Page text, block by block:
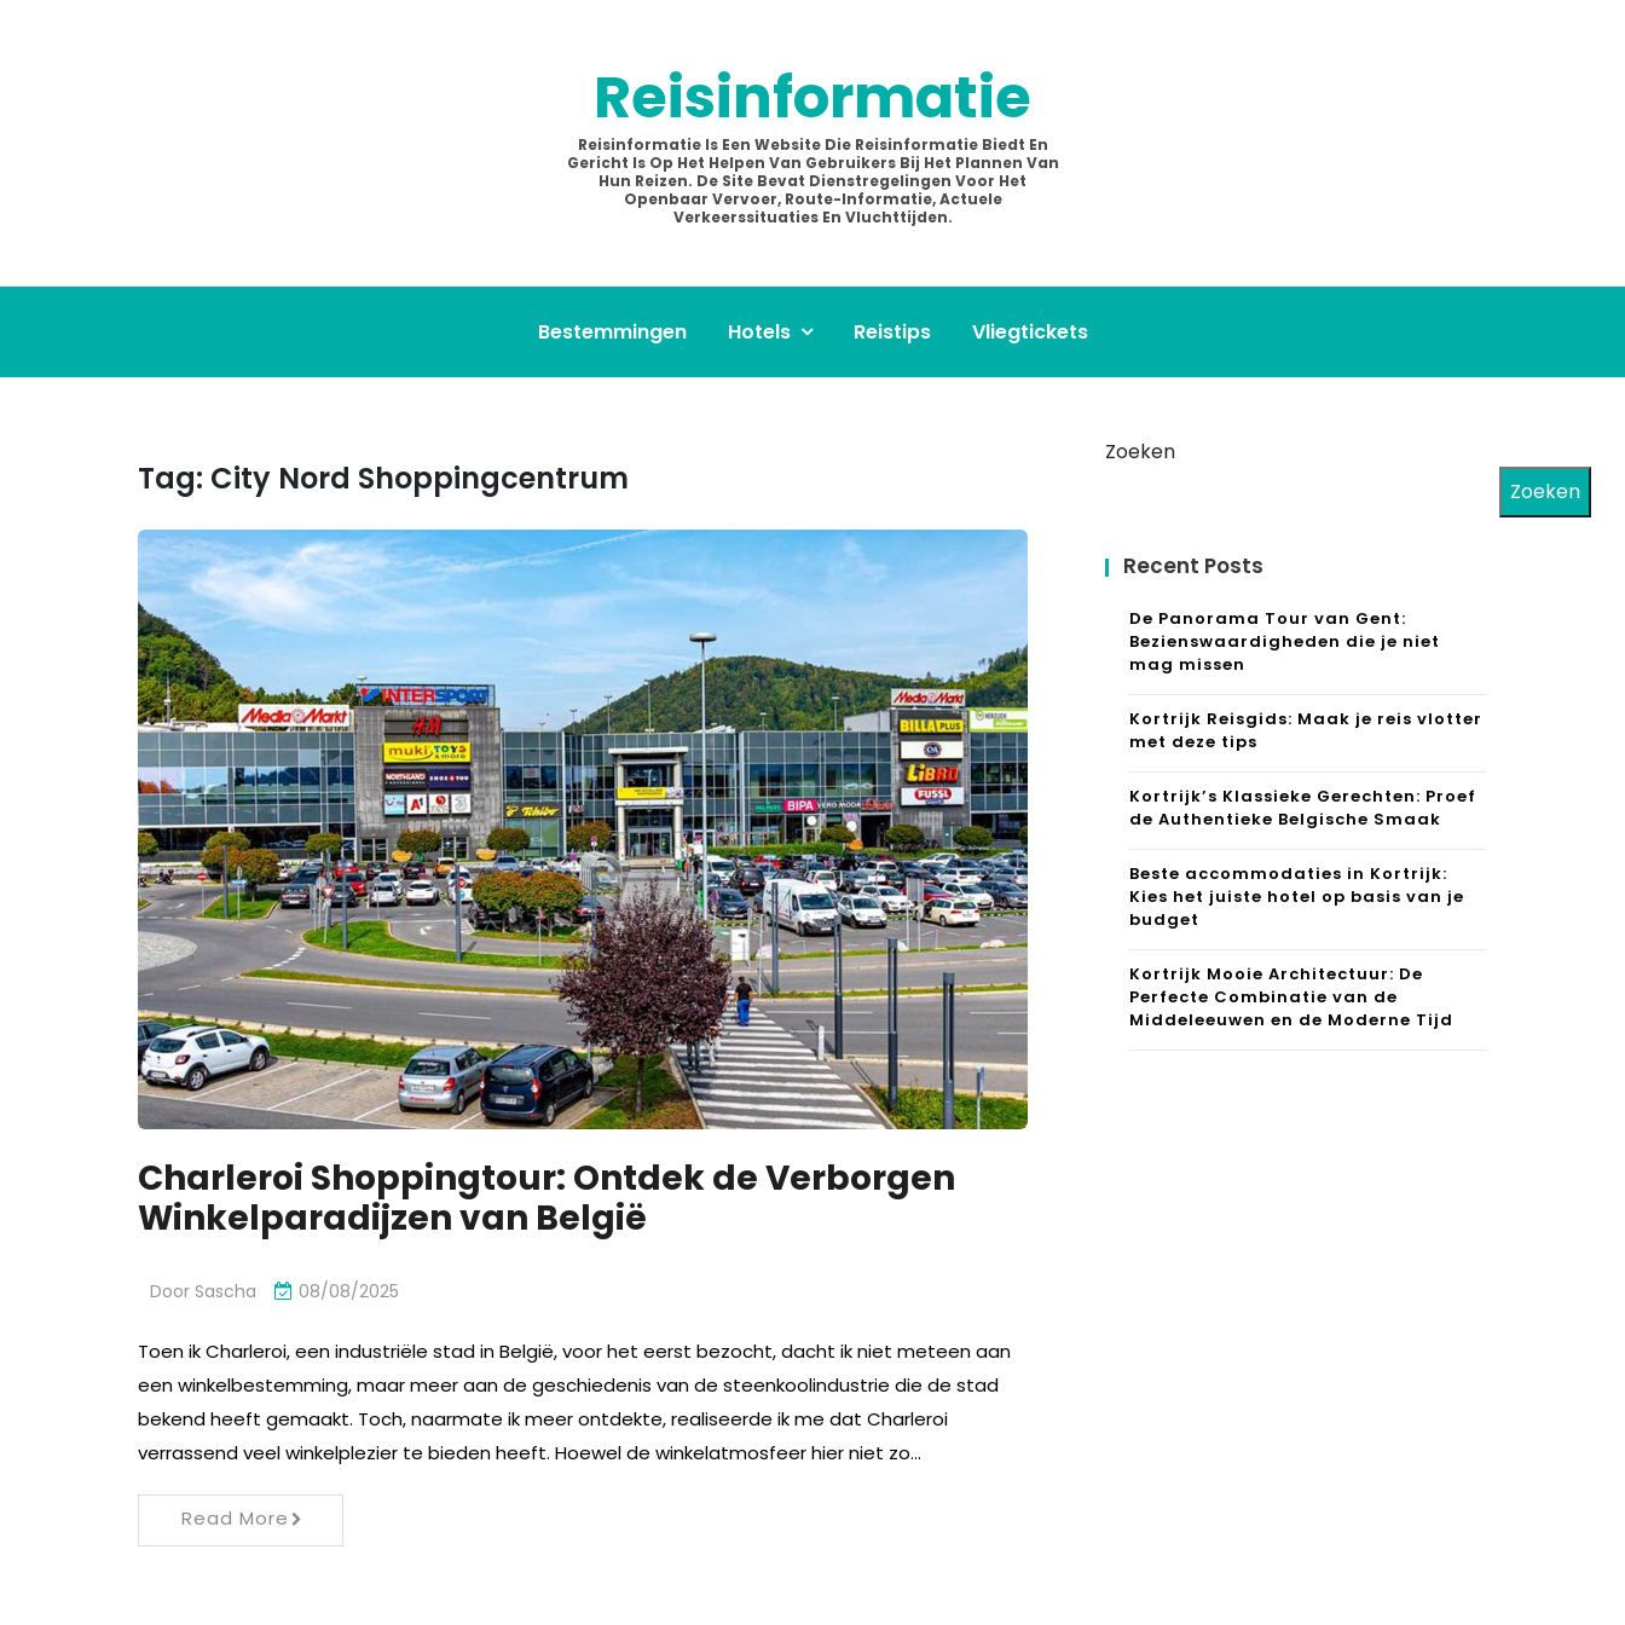
Reisinformatie
Reisinformatie Is Een Website Die Reisinformatie Biedt En
Gericht Is Op Het Helpen Van Gebruikers Bij Het Plannen Van
Hun Reizen. De Site Bevat Dienstregelingen Voor Het
Openbaar Vervoer, Route-Informatie, Actuele
Verkeerssituaties En Vluchttijden.
Bestemmingen Hotels Reistips Vliegtickets
Tag: City Nord Shoppingcentrum
Charleroi Shoppingtour: Ontdek de Verborgen
Winkelparadijzen van België
Door Sascha 08/08/2025
Toen ik Charleroi, een industriële stad in België, voor het eerst bezocht, dacht ik niet meteen aan
een winkelbestemming, maar meer aan de geschiedenis van de steenkoolindustrie die de stad
bekend heeft gemaakt. Toch, naarmate ik meer ontdekte, realiseerde ik me dat Charleroi
verrassend veel winkelplezier te bieden heeft. Hoewel de winkelatmosfeer hier niet zo…
Read More
Zoeken
Zoeken
Recent Posts
De Panorama Tour van Gent:
Bezienswaardigheden die je niet
mag missen
Kortrijk Reisgids: Maak je reis vlotter
met deze tips
Kortrijk’s Klassieke Gerechten: Proef
de Authentieke Belgische Smaak
Beste accommodaties in Kortrijk:
Kies het juiste hotel op basis van je
budget
Kortrijk Mooie Architectuur: De
Perfecte Combinatie van de
Middeleeuwen en de Moderne Tijd